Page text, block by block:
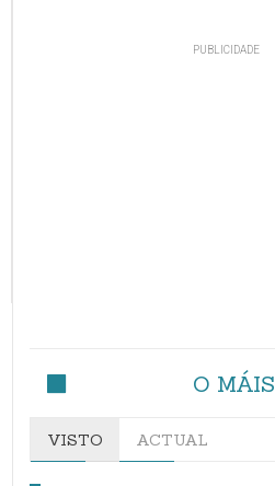
O MÁIS
VISTO ACTUAL